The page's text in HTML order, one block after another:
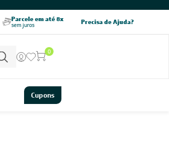
Precisa de Ajuda?
Parcele em até 8x
sem juros
5% OFF no PIX
pagamento à vista
0
Cupons